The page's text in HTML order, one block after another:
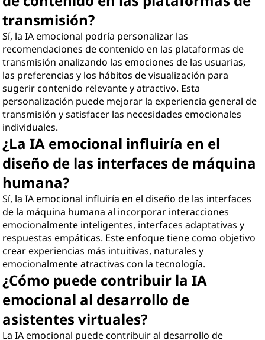
transmisión?
Sí, la IA emocional podría personalizar las
recomendaciones de contenido en las plataformas de
transmisión analizando las emociones de las usuarias,
las preferencias y los hábitos de visualización para
sugerir contenido relevante y atractivo. Esta
personalización puede mejorar la experiencia general de
transmisión y satisfacer las necesidades emocionales
individuales.
¿La IA emocional influiría en el
diseño de las interfaces de máquina
humana?
Sí, la IA emocional influiría en el diseño de las interfaces
de la máquina humana al incorporar interacciones
emocionalmente inteligentes, interfaces adaptativas y
respuestas empáticas. Este enfoque tiene como objetivo
crear experiencias más intuitivas, naturales y
emocionalmente atractivas con la tecnología.
¿Cómo puede contribuir la IA
emocional al desarrollo de
asistentes virtuales?
La IA emocional puede contribuir al desarrollo de